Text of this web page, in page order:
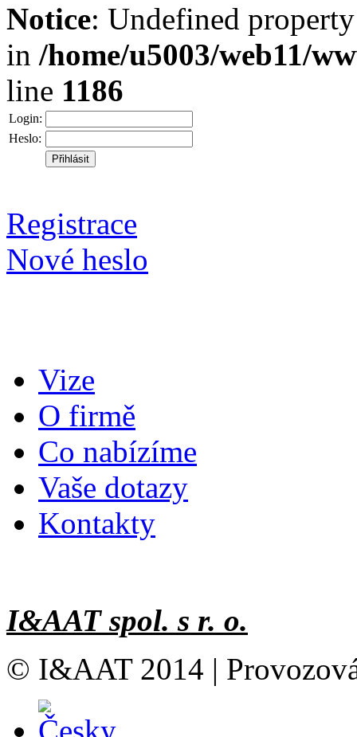
Notice: Undefined
in /home/u5003/web11/
line 1186
Login:
Heslo:
Registrace
Nové heslo
Vize
O firmě
Co nabízíme
Vaše dotazy
Kontakty
I&AAT spol. s r. o.
© I&AAT 2014 |